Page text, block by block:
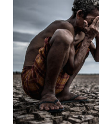
:
une
alternative
fiscale
face
aux
turbulences